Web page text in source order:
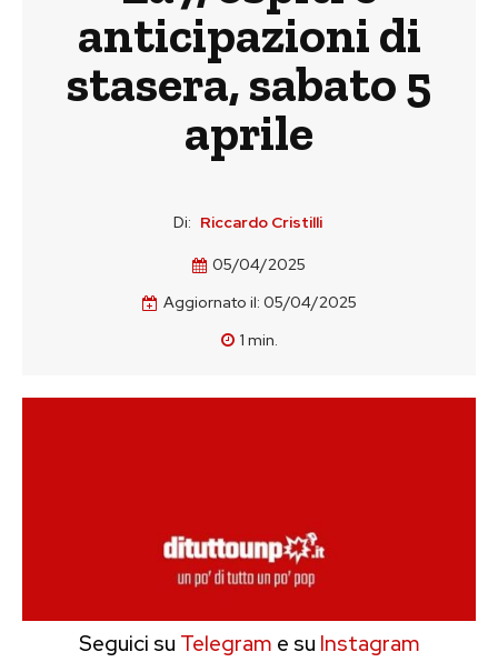
anticipazioni di
stasera, sabato 5
aprile
Di: Riccardo Cristilli
05/04/2025
Aggiornato il: 05/04/2025
1 min.
Seguici su Telegram e su Instagram